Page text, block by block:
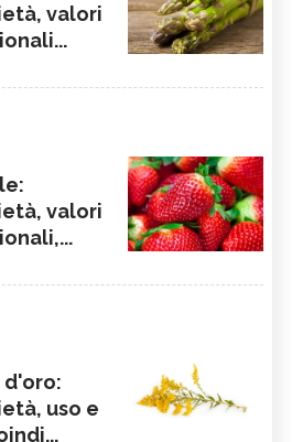
valori
valori
d'oro:
uso e